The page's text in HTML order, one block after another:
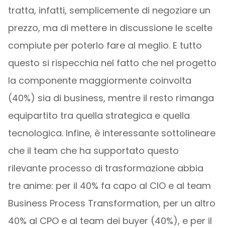
tratta, infatti, semplicemente di negoziare un
prezzo, ma di mettere in discussione le scelte
compiute per poterlo fare al meglio. E tutto
questo si rispecchia nel fatto che nel progetto
la componente maggiormente coinvolta
(40%) sia di business, mentre il resto rimanga
equipartito tra quella strategica e quella
tecnologica. Infine, è interessante sottolineare
che il team che ha supportato questo
rilevante processo di trasformazione abbia
tre anime: per il 40% fa capo al CIO e al team
Business Process Transformation, per un altro
40% al CPO e al team dei buyer (40%), e per il